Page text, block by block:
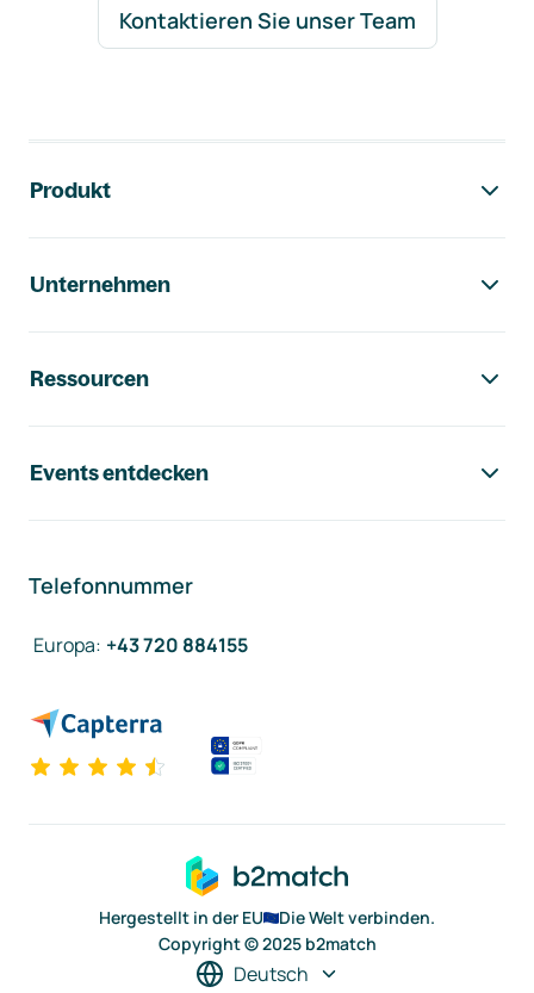
Kontaktieren Sie unser Team
Produkt
Unternehmen
Ressourcen
Events entdecken
Telefonnummer
Europa: +43 720 884155
Hergestellt in der EU
Die Welt verbinden.
Copyright © 2025 b2match
Deutsch